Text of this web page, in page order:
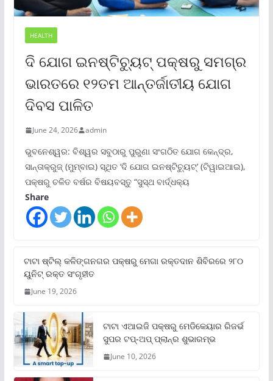
HEALTH
ଦି ଯୋଗ ଇନଷ୍ଟିଚ୍ୟୁଟ୍ ପକ୍ଷରୁ ସମଗ୍ର
ଭାରତରେ ୧୨ତମ ଆନ୍ତର୍ଜାତୀୟ ଯୋଗ
ଦିବସ ପାଳିତ
June 24, 2026 admin
ଭୁବନେଶ୍ୱର: ବିଶ୍ୱର ସବୁଠାରୁ ପୁରୁଣା ସଂଗଠିତ ଯୋଗ କେନ୍ଦ୍ର,
ସାନ୍ତାକ୍ରୁଜ୍ (ମୁମ୍ବାଇ) ସ୍ଥିତ ‘ଦି ଯୋଗ ଇନଷ୍ଟିଚ୍ୟୁଟ୍‌’ (ଟିୱାଇଆଇ),
ପକ୍ଷରୁ ଚଳିତ ବର୍ଷର ବିଷୟବସ୍ତୁ “ସୁସ୍ଥ ବାର୍ଦ୍ଧକ୍ୟ
Share
ଟାଟା ଷ୍ଟିଲ୍‌ କଳିଙ୍ଗନଗର ପକ୍ଷରୁ ମେଗା ରକ୍ତଦାନ ଶିବିରରେ ୨୮୦
ୟୁନିଟ୍‌ ରକ୍ତ ସଂଗୃହୀତ
June 19, 2026
ଟାଟା ଏଆଇଜି ପକ୍ଷରୁ ମେଡିକେୟାର ରିଜର୍ଭ
ସୁପର ଟପ୍‌-ଅପ୍ ପ୍ଲାନ୍‌ର ଶୁଭାରମ୍ଭ
June 10, 2026